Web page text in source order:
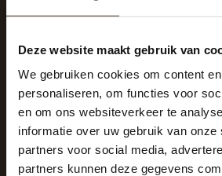
Deze website maakt gebruik van
We gebruiken cookies om content
personaliseren, om functies voor
en om ons websiteverkeer te
informatie over uw gebruik van onze
partners voor social media,
partners kunnen deze gegevens